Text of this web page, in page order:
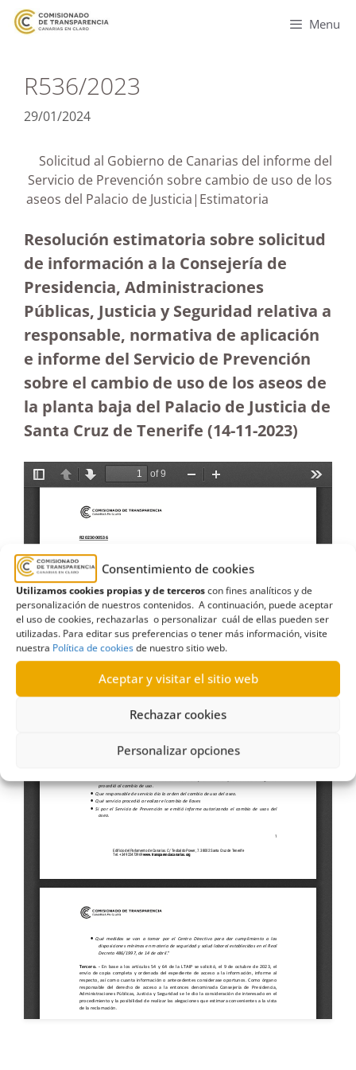
Consentimiento de cookies
Utilizamos cookies propias y de terceroscon fines analíticos y de
personalización de nuestros contenidos. A continuación, puede aceptar
el uso de cookies, rechazarlas o personalizar cuál de ellas pueden ser
utilizadas. Para editar sus preferencias o tener más información, visite
nuestra Política de cookiesde nuestro sitio web.
Aceptar y visitar el sitio web
Rechazar cookies
Personalizar opciones
Menu
R536/2023
29/01/2024
Solicitud al Gobierno de Canarias del informe del
Servicio de Prevención sobre cambio de uso de los
aseos del Palacio de Justicia|Estimatoria
Resolución estimatoria sobre solicitud
de información a la Consejería de
Presidencia, Administraciones
Públicas, Justicia y Seguridad relativa a
responsable, normativa de aplicación
e informe del Servicio de Prevención
sobre el cambio de uso de los aseos de
la planta baja del Palacio de Justicia de
Santa Cruz de Tenerife (14-11-2023)